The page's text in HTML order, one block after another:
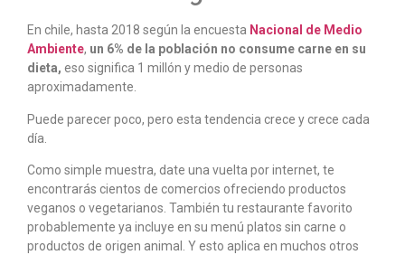
En chile, hasta 2018 según la encuesta Nacional de Medio
Ambiente, un 6% de la población no consume carne en su
dieta, eso significa 1 millón y medio de personas
aproximadamente.
Puede parecer poco, pero esta tendencia crece y crece cada
día.
Como simple muestra, date una vuelta por internet, te
encontrarás cientos de comercios ofreciendo productos
veganos o vegetarianos. También tu restaurante favorito
probablemente ya incluye en su menú platos sin carne o
productos de origen animal. Y esto aplica en muchos otros